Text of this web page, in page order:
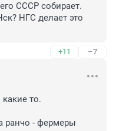
СССР собирает.
НГС делает это
+11 –7
то.
ранчо - фермеры